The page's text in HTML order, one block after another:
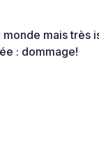
monde mais très
: dommage!